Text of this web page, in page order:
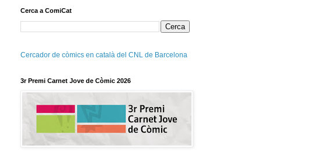
Cerca a ComiCat
Cercador de còmics en català del CNL de Barcelona
3r Premi Carnet Jove de Còmic 2026